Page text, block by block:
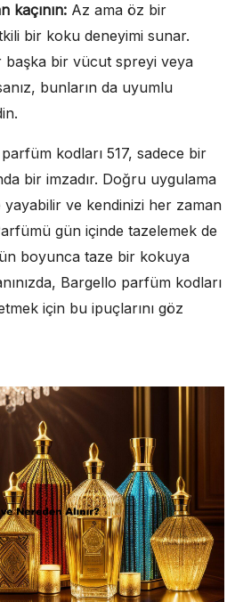
kaçının: Az ama öz bir
bir koku deneyimi sunar.
başka bir vücut spreyi veya
bunların da uyumlu
kodları 517, sadece bir
bir imzadır. Doğru uygulama
yayabilir ve kendinizi her zaman
gün içinde tazelemek de
boyunca taze bir kokuya
Bargello parfüm kodları
için bu ipuçlarını göz